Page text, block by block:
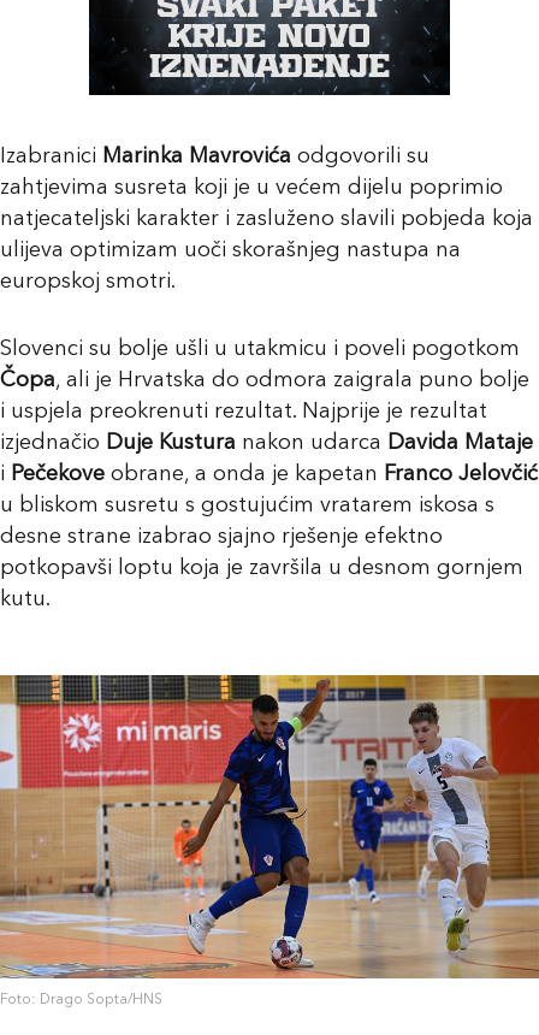
Izabranici Marinka Mavrovića odgovorili su
zahtjevima susreta koji je u većem dijelu poprimio
natjecateljski karakter i zasluženo slavili pobjeda koja
ulijeva optimizam uoči skorašnjeg nastupa na
europskoj smotri.
Slovenci su bolje ušli u utakmicu i poveli pogotkom
Čopa, ali je Hrvatska do odmora zaigrala puno bolje
i uspjela preokrenuti rezultat. Najprije je rezultat
izjednačio Duje Kustura nakon udarca Davida Mataje
i Pečekove obrane, a onda je kapetan Franco Jelovčić
u bliskom susretu s gostujućim vratarem iskosa s
desne strane izabrao sjajno rješenje efektno
potkopavši loptu koja je završila u desnom gornjem
kutu.
Foto: Drago Sopta/HNS